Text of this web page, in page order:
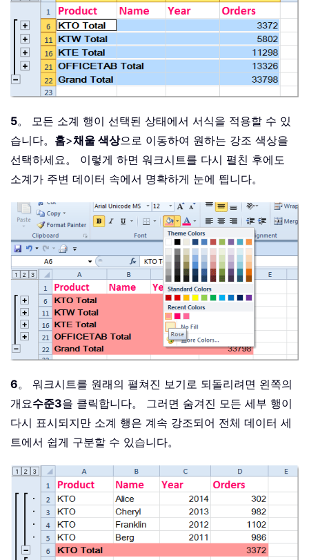
5。 모든 소계 행이 선택된 상태에서 서식을 적용할 수 있
습니다。 홈>채울 색상으로 이동하여 원하는 강조 색상을
선택하세요。 이렇게 하면 워크시트를 다시 펼친 후에도
소계가 주변 데이터 속에서 명확하게 눈에 띕니다。
6。 워크시트를 원래의 펼쳐진 보기로 되돌리려면 왼쪽의
개요수준3을 클릭합니다。 그러면 숨겨진 모든 세부 행이
다시 표시되지만 소계 행은 계속 강조되어 전체 데이터 세
트에서 쉽게 구분할 수 있습니다。